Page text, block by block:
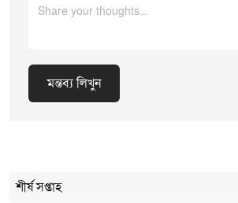
মন্তব্য লিখুন
শীর্ষ সপ্তাহ